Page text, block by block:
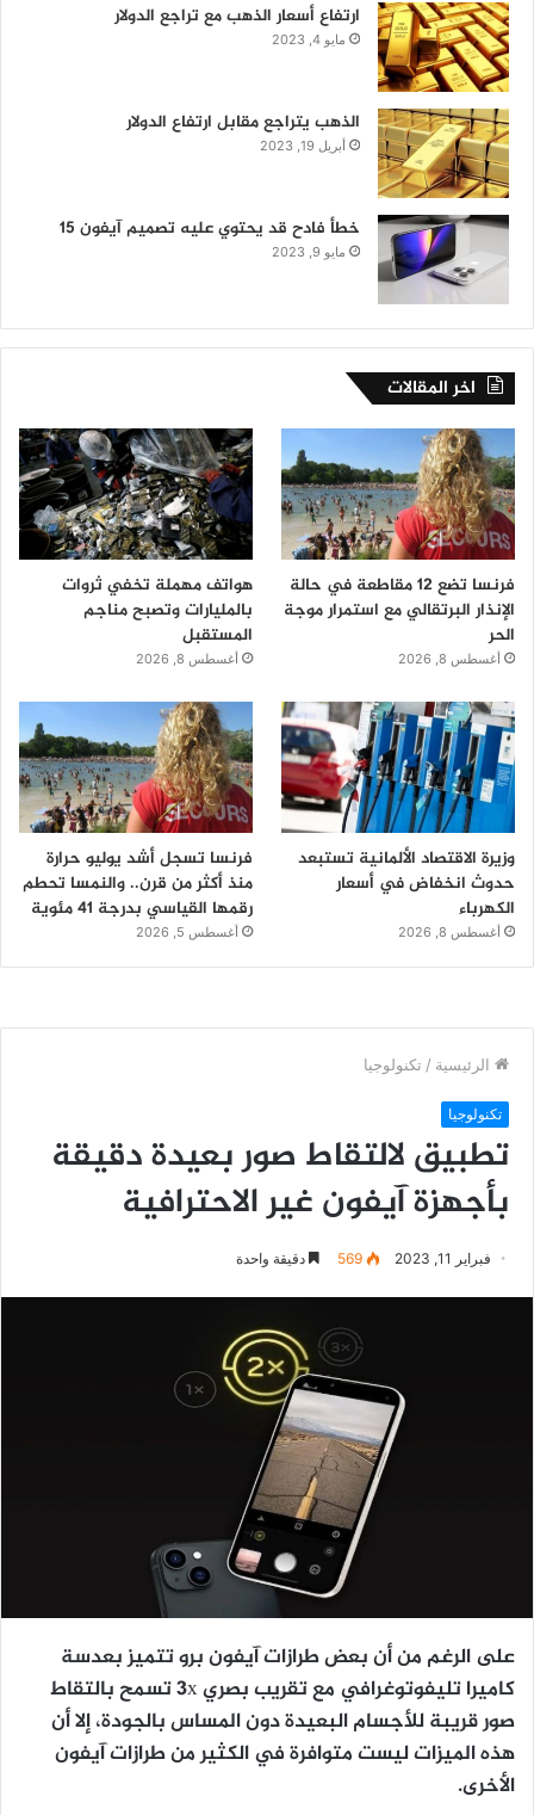
ارتفاع أسعار الذهب مع تراجع الدولار
مايو 4, 2023
الذهب يتراجع مقابل ارتفاع الدولار
أبريل 19, 2023
خطأ فادح قد يحتوي عليه تصميم آيفون 15
مايو 9, 2023
اخر المقالات
فرنسا تضع 12 مقاطعة في حالة
الإنذار البرتقالي مع استمرار موجة
الحر
أغسطس 8, 2026
هواتف مهملة تخفي ثروات
بالمليارات وتصبح مناجم
المستقبل
أغسطس 8, 2026
وزيرة الاقتصاد الألمانية تستبعد
حدوث انخفاض في أسعار
الكهرباء
أغسطس 8, 2026
فرنسا تسجل أشد يوليو حرارة
منذ أكثر من قرن.. والنمسا تحطم
رقمها القياسي بدرجة 41 مئوية
أغسطس 5, 2026